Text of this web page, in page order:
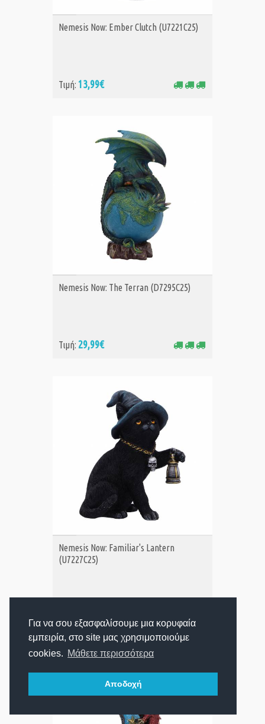
Για να σου εξασφαλίσουμε μια κορυφαία
εμπειρία, στο site μας χρησιμοποιούμε
cookies. Μάθετε περισσότερα
Αποδοχή
ΑΓΟΡΑ
Nemesis Now: Ember Clutch (U7221C25)
Τιμή: 13,99€
ΑΓΟΡΑ
Nemesis Now: The Terran (D7295C25)
Τιμή: 29,99€
ΑΓΟΡΑ
Nemesis Now: Familiar's Lantern
(U7227C25)